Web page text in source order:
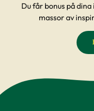
Du får bonus på
massor av